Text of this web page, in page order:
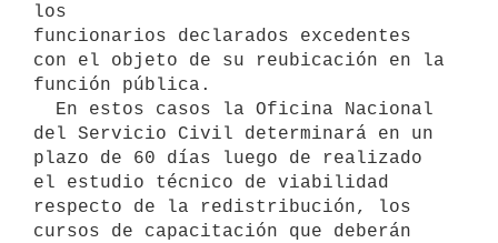
los
funcionarios declarados excedentes
con el objeto de su reubicación en la
función pública.
del Servicio Civil determinará en un
plazo de 60 días luego de realizado
el estudio técnico de viabilidad
respecto de la redistribución, los
cursos de capacitación que deberán